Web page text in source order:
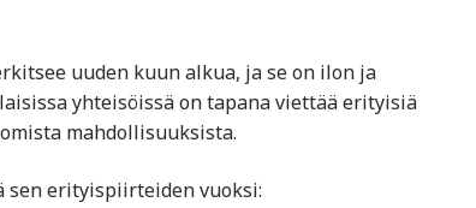
uuden kuun alkua, ja se on ilon ja
yhteisöissä on tapana viettää erityisiä
mahdollisuuksista.
sen erityispiirteiden vuoksi: